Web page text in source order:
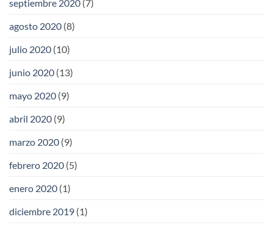
septiembre 2020 (7)
agosto 2020 (8)
julio 2020 (10)
junio 2020 (13)
mayo 2020 (9)
abril 2020 (9)
marzo 2020 (9)
febrero 2020 (5)
enero 2020 (1)
diciembre 2019 (1)